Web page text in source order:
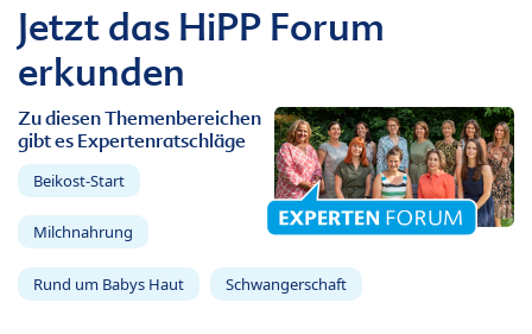
Jetzt das HiPP Forum
erkunden
Zu diesen Themenbereichen
gibt es Expertenratschläge
Beikost-Start
Milchnahrung
Rund um Babys Haut Schwangerschaft